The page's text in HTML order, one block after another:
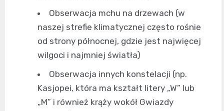
Obserwacja mchu na drzewach (w
naszej strefie klimatycznej często rośnie
od strony północnej, gdzie jest najwięcej
wilgoci i najmniej światła)
Obserwacja innych konstelacji (np.
Kasjopei, która ma kształt litery „W” lub
„M” i również krąży wokół Gwiazdy